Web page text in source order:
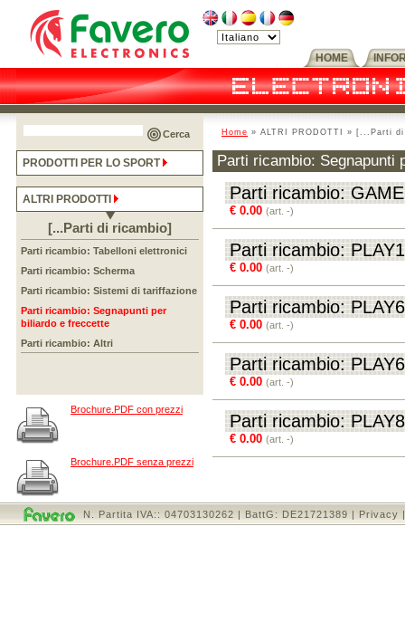
HOME
Home » ALTRI PRODOTTI » [...Parti
Parti ricambio: Segnapunti
Parti ricambio:
€ 0.00 (art. -)
Parti ricambio:
€ 0.00 (art. -)
Parti ricambio: PLAY6
€ 0.00 (art. -)
Parti ricambio:
€ 0.00 (art. -)
Parti ricambio: PLAY8
€ 0.00 (art. -)
Cerca
PRODOTTI PER LO SPORT
ALTRI PRODOTTI
[...Parti di ricambio]
Parti ricambio: Tabelloni elettronici
Parti ricambio: Scherma
Parti ricambio: Sistemi di tariffazione
Parti ricambio: Segnapunti per
biliardo e freccette
Parti ricambio: Altri
Brochure.PDF con prezzi
Brochure.PDF senza prezzi
N. Partita IVA:: 04703130262 | BattG: DE21721389 | Privacy